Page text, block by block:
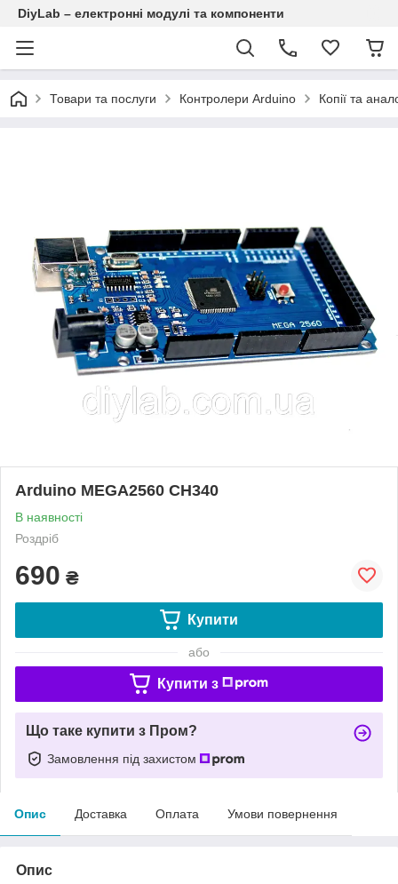
DiyLab – електронні модулі та компоненти
Товари та послуги Контролери Arduino Копії та
Arduino MEGA2560 CH340
В наявності
Роздріб
690 ₴
Купити
або
Купити з
Що таке купити з Пром?
Замовлення під захистом
Опис Доставка Оплата Умови повернення
Опис